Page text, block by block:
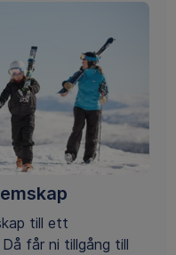
till ett
får ni tillgång till